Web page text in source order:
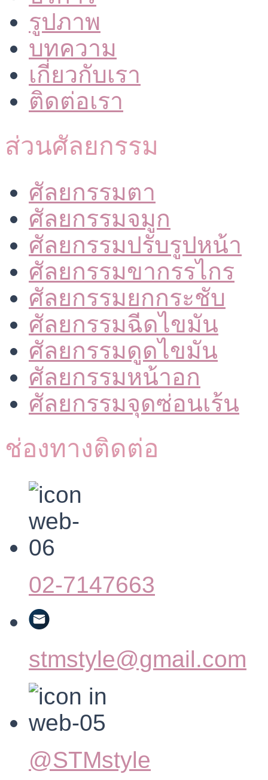
รูปภาพ
บทความ
เกี่ยวกับเรา
ติดต่อเรา
ส่วนศัลยกรรม
ศัลยกรรมตา
ศัลยกรรมจมูก
ศัลยกรรมปรับรูปหน้า
ศัลยกรรมขากรรไกร
ศัลยกรรมยกกระชับ
ศัลยกรรมฉีดไขมัน
ศัลยกรรมดูดไขมัน
ศัลยกรรมหน้าอก
ศัลยกรรมจุดซ่อนเร้น
ช่องทางติดต่อ
02-7147663
stmstyle@gmail.com
@STMstyle